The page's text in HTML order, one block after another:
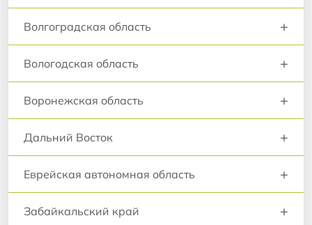
Волгоградская область +
Вологодская область +
Воронежская область +
Дальний Восток +
Еврейская автономная область +
Забайкальский край +